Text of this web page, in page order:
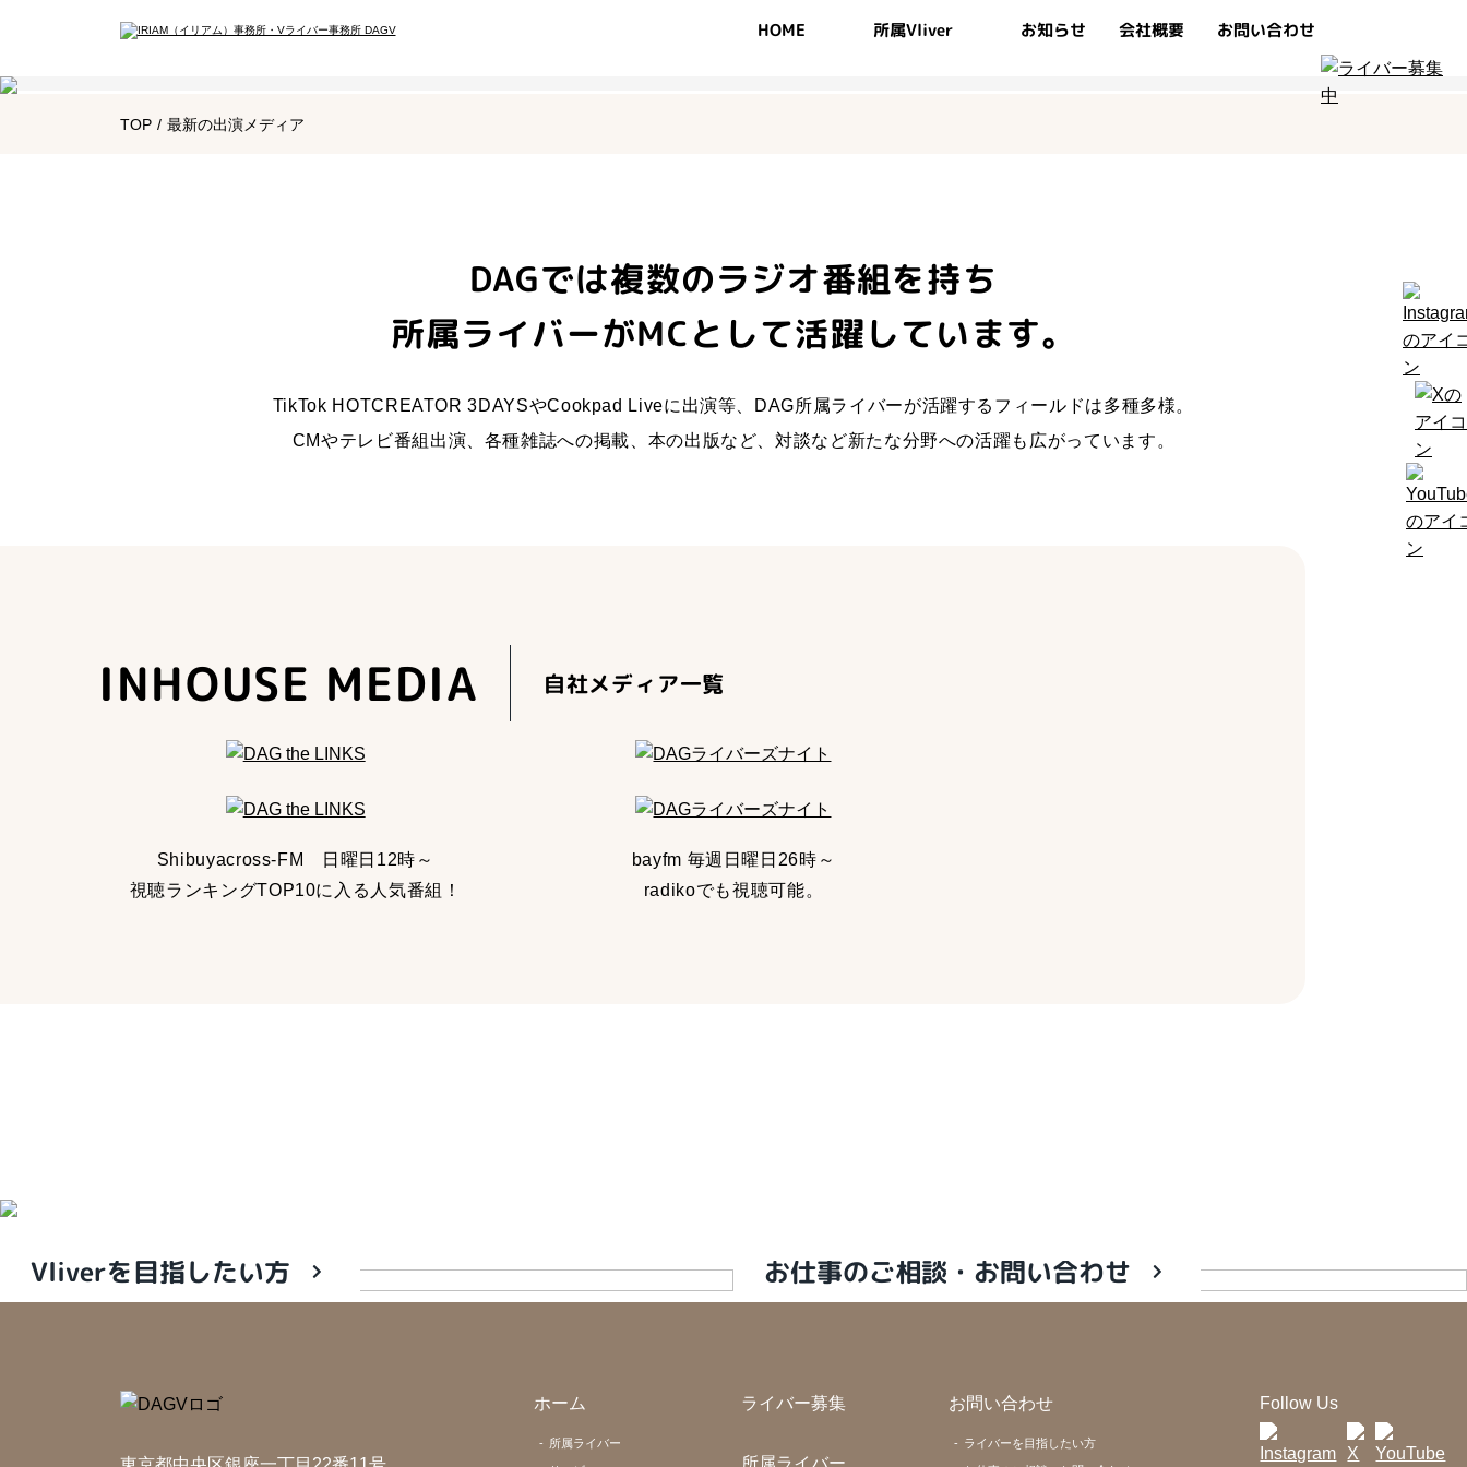
HOME 所属Vliver お知らせ 会社概要 お問い合わせ
TOP / 最新の出演メディア
DAGでは複数のラジオ番組を持ち
所属ライバーがMCとして活躍しています。
TikTok HOTCREATOR 3DAYSやCookpad Liveに出演等、DAG所属ライバーが活躍するフィールドは多種多様。
CMやテレビ番組出演、各種雑誌への掲載、 本の出版など、対談など新たな分野への活躍も広がっています。
INHOUSE MEDIA 自社メディア一覧
Shibuyacross-FM 日曜日12時～
視聴ランキングTOP10に入る人気番組！
bayfm 毎週日曜日26時～
radikoでも視聴可能。
Vliverを目指したい方 お仕事のご相談・お問い合わせ
ホーム
所属ライバー
ライバー募集
所属ライバー
お問い合わせ
ライバーを目指したい方
Follow Us